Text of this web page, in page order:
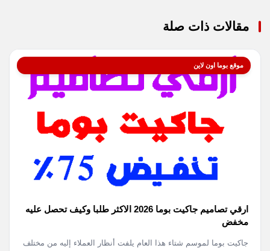
مقالات ذات صلة
موقع بوما اون لاين
ارقي تصاميم جاكيت بوما 2026 الاكثر طلبا وكيف تحصل عليه
مخفض
جاكيت بوما لموسم شتاء هذا العام يلفت أنظار العملاء إليه من مختلف